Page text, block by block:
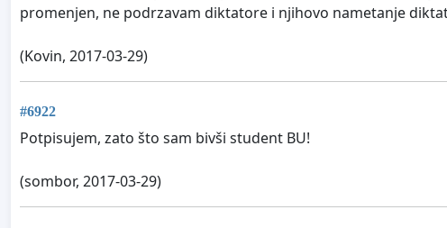
promenjen, ne podrzavam diktatore i njihovo nametanje
(Kovin, 2017-03-29)
#6922
Potpisujem, zato što sam bivši student BU!
(sombor, 2017-03-29)